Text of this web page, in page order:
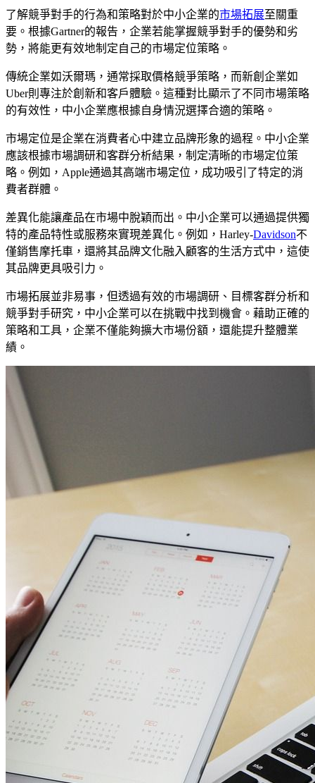
了解競爭對手的行為和策略對於中小企業的市場拓展至關重
要。根據Gartner的報告，企業若能掌握競爭對手的優勢和劣
勢，將能更有效地制定自己的市場定位策略。
傳統企業如沃爾瑪，通常採取價格競爭策略，而新創企業如
Uber則專注於創新和客戶體驗。這種對比顯示了不同市場策略
的有效性，中小企業應根據自身情況選擇合適的策略。
市場定位是企業在消費者心中建立品牌形象的過程。中小企業
應該根據市場調研和客群分析結果，制定清晰的市場定位策
略。例如，Apple通過其高端市場定位，成功吸引了特定的消
費者群體。
差異化能讓產品在市場中脫穎而出。中小企業可以通過提供獨
特的產品特性或服務來實現差異化。例如，Harley-Davidson不
僅銷售摩托車，還將其品牌文化融入顧客的生活方式中，這使
其品牌更具吸引力。
市場拓展並非易事，但透過有效的市場調研、目標客群分析和
競爭對手研究，中小企業可以在挑戰中找到機會。藉助正確的
策略和工具，企業不僅能夠擴大市場份額，還能提升整體業
績。